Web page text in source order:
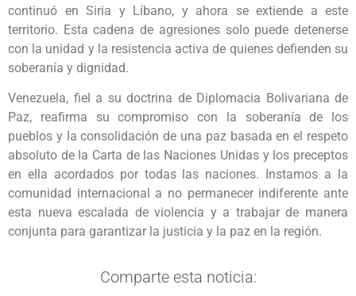
continuó en Siria y Líbano, y ahora se extiende a este
territorio. Esta cadena de agresiones solo puede detenerse
con la unidad y la resistencia activa de quienes defienden su
soberanía y dignidad.
Venezuela, fiel a su doctrina de Diplomacia Bolivariana de
Paz, reafirma su compromiso con la soberanía de los
pueblos y la consolidación de una paz basada en el respeto
absoluto de la Carta de las Naciones Unidas y los preceptos
en ella acordados por todas las naciones. Instamos a la
comunidad internacional a no permanecer indiferente ante
esta nueva escalada de violencia y a trabajar de manera
conjunta para garantizar la justicia y la paz en la región.
Comparte esta noticia: